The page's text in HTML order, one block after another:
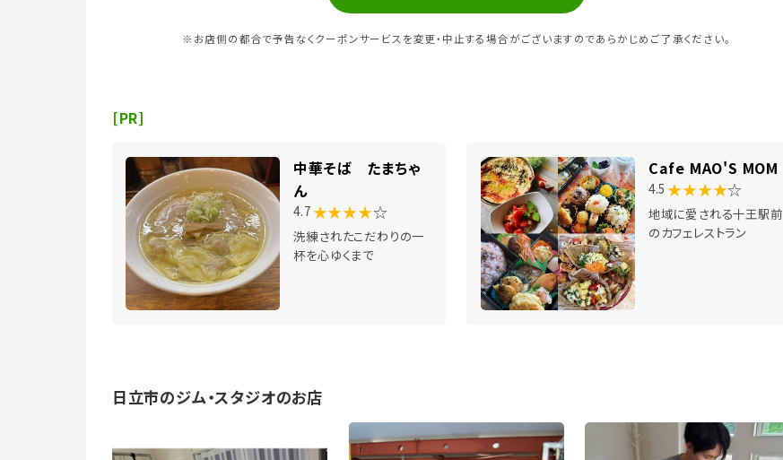
※お店側の都合で予告なくクーポンサービスを変更・中止する場合がございますのであらかじめご了承ください。
[PR]
中華そば たまちゃ
ん
4.7 ★★★★☆
洗練されたこだわりの一
杯を心ゆくまで
Cafe MAO'S MOM
4.5 ★★★★☆
地域に愛される十王駅前
のカフェレストラン
日立市のジム・スタジオのお店